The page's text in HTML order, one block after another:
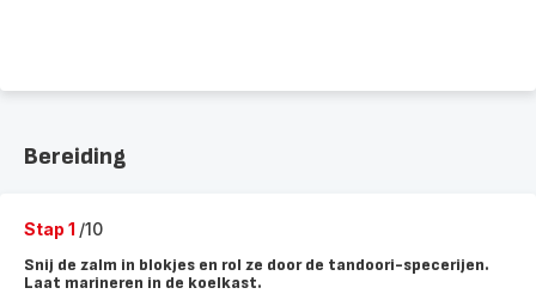
Bereiding
Stap 1 /10
Snij de zalm in blokjes en rol ze door de tandoori-specerijen.
Laat marineren in de koelkast.